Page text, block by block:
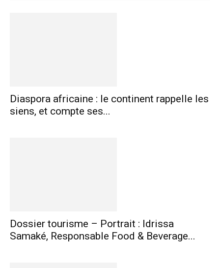
Diaspora africaine : le continent rappelle les
siens, et compte ses...
Dossier tourisme – Portrait : Idrissa
Samaké, Responsable Food & Beverage...